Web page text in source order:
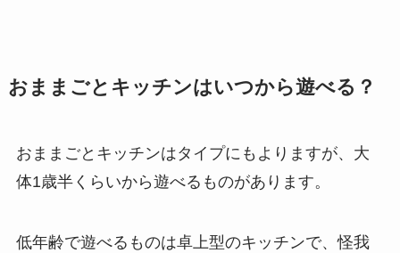
おままごとキッチンはいつから遊べる？
おままごとキッチンはタイプにもよりますが、大
体1歳半くらいから遊べるものがあります。
低年齢で遊べるものは卓上型のキッチンで、怪我